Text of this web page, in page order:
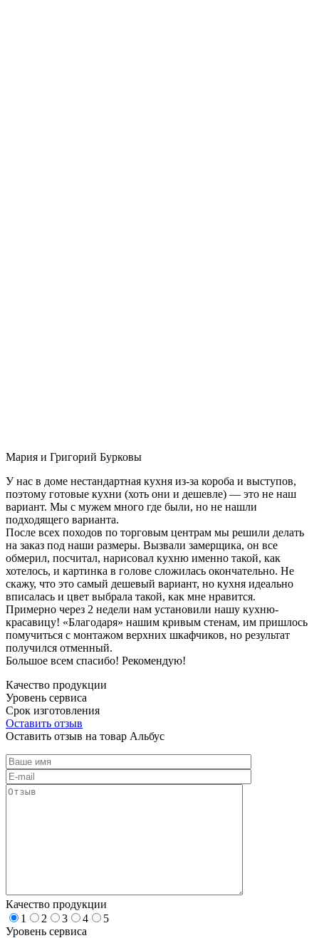
Мария и Григорий Бурковы
У нас в доме нестандартная кухня из-за короба и выступов,
поэтому готовые кухни (хоть они и дешевле) — это не наш
вариант. Мы с мужем много где были, но не нашли
подходящего варианта.
После всех походов по торговым центрам мы решили делать
на заказ под наши размеры. Вызвали замерщика, он все
обмерил, посчитал, нарисовал кухню именно такой, как
хотелось, и картинка в голове сложилась окончательно. Не
скажу, что это самый дешевый вариант, но кухня идеально
вписалась и цвет выбрала такой, как мне нравится.
Примерно через 2 недели нам установили нашу кухню-
красавицу! «Благодаря» нашим кривым стенам, им пришлось
помучиться с монтажом верхних шкафчиков, но результат
получился отменный.
Большое всем спасибо! Рекомендую!
Качество продукции
Уровень сервиса
Срок изготовления
Оставить отзыв
Оставить отзыв на товар Альбус
Качество продукции
1
2 3 4
5
Уровень сервиса